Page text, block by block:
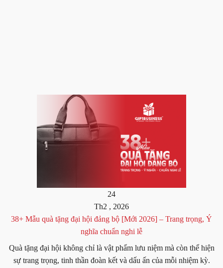
24
Th2 , 2026
38+ Mẫu quà tặng đại hội đảng bộ [Mới 2026] – Trang trọng, Ý
nghĩa chuẩn nghi lễ
Quà tặng đại hội không chỉ là vật phẩm lưu niệm mà còn thể hiện
sự trang trọng, tinh thần đoàn kết và dấu ấn của mỗi nhiệm kỳ.